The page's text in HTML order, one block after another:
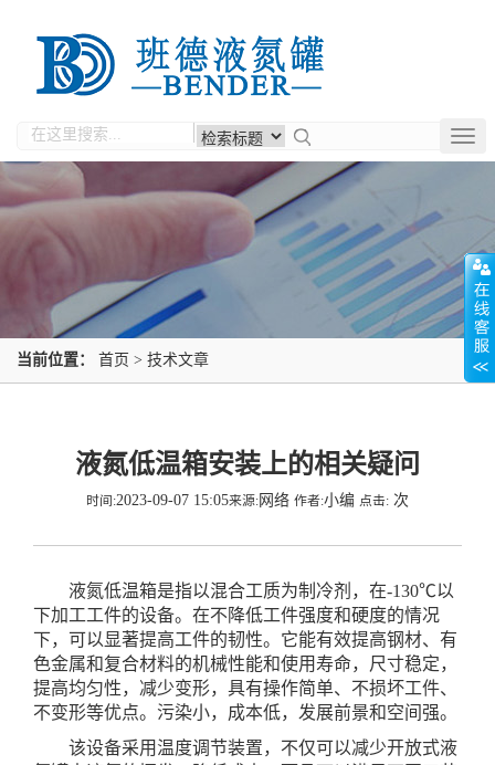
当前位置： 首页 > 技术文章
液氮低温箱安装上的相关疑问
时间:2023-09-07 15:05来源:网络 作者:小编 点击: 次
液氮低温箱是指以混合工质为制冷剂，在-130℃以
下加工工件的设备。在不降低工件强度和硬度的情况
下，可以显著提高工件的韧性。它能有效提高钢材、有
色金属和复合材料的机械性能和使用寿命，尺寸稳定，
提高均匀性，减少变形，具有操作简单、不损坏工件、
不变形等优点。污染小，成本低，发展前景和空间强。
该设备采用温度调节装置，不仅可以减少开放式液